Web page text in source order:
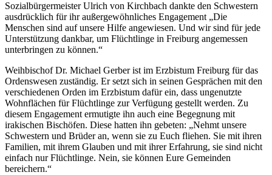
Sozialbürgermeister Ulrich von Kirchbach dankte den Schwestern
ausdrücklich für ihr außergewöhnliches Engagement „Die
Menschen sind auf unsere Hilfe angewiesen. Und wir sind für jede
Unterstützung dankbar, um Flüchtlinge in Freiburg angemessen
unterbringen zu können.“
Weihbischof Dr. Michael Gerber ist im Erzbistum Freiburg für das
Ordenswesen zuständig. Er setzt sich in seinen Gesprächen mit den
verschiedenen Orden im Erzbistum dafür ein, dass ungenutzte
Wohnflächen für Flüchtlinge zur Verfügung gestellt werden. Zu
diesem Engagement ermutigte ihn auch eine Begegnung mit
irakischen Bischöfen. Diese hatten ihn gebeten: „Nehmt unsere
Schwestern und Brüder an, wenn sie zu Euch fliehen. Sie mit ihren
Familien, mit ihrem Glauben und mit ihrer Erfahrung, sie sind nicht
einfach nur Flüchtlinge. Nein, sie können Eure Gemeinden
bereichern.“